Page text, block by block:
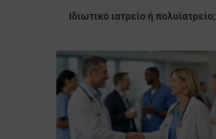
Ιδιωτικό ιατρείο ή πολυϊατρείο;